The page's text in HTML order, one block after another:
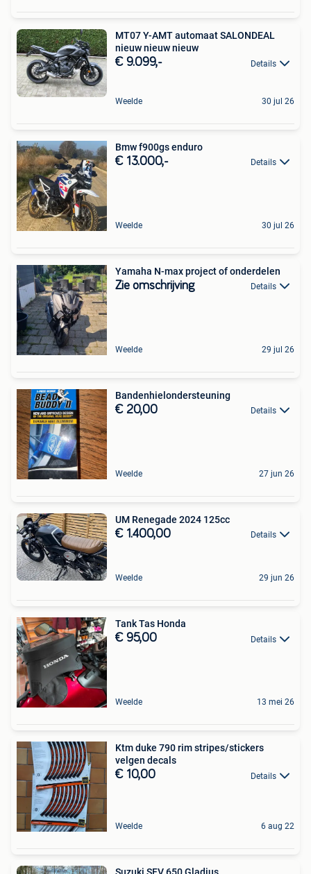
MT07 Y-AMT automaat SALONDEAL
nieuw nieuw nieuw
€ 9.099,- Details
Weelde 30 jul 26
Bmw f900gs enduro
€ 13.000,- Details
Weelde 30 jul 26
Yamaha N-max project of onderdelen
Zie omschrijving Details
Weelde 29 jul 26
Bandenhielondersteuning
€ 20,00 Details
Weelde 27 jun 26
UM Renegade 2024 125cc
€ 1.400,00 Details
Weelde 29 jun 26
Tank Tas Honda
€ 95,00 Details
Weelde 13 mei 26
Ktm duke 790 rim stripes/stickers
velgen decals
€ 10,00 Details
Weelde 6 aug 22